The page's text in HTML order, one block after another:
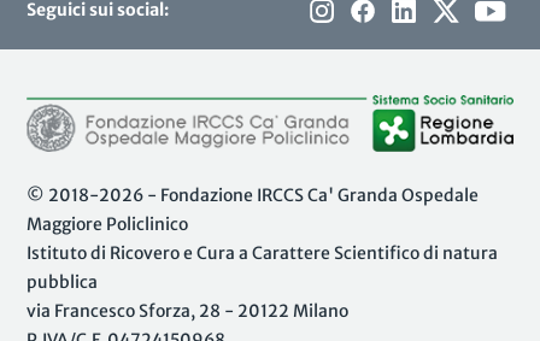
Seguici sui social:
© 2018-2026 - Fondazione IRCCS Ca' Granda Ospedale
Maggiore Policlinico
Istituto di Ricovero e Cura a Carattere Scientifico di natura
pubblica
via Francesco Sforza, 28 - 20122 Milano